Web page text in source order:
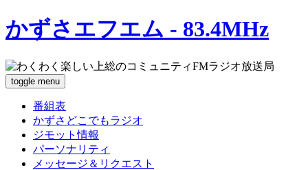
かずさエフエム - 83.4MHz
toggle menu
番組表
かずさどこでもラジオ
ジモット情報
パーソナリティ
メッセージ＆リクエスト